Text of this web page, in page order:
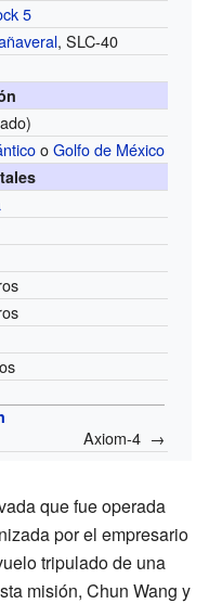
5
, SLC-40
oGolfo de México
Axiom-4 →
que fue operada
por el empresario
tripulado de una
misión, Chun Wang y